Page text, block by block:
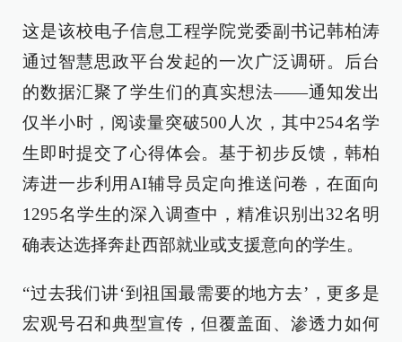
这是该校电子信息工程学院党委副书记韩柏涛
通过智慧思政平台发起的一次广泛调研。后台
的数据汇聚了学生们的真实想法——通知发出
仅半小时，阅读量突破500人次，其中254名学
生即时提交了心得体会。基于初步反馈，韩柏
涛进一步利用AI辅导员定向推送问卷，在面向
1295名学生的深入调查中，精准识别出32名明
确表达选择奔赴西部就业或支援意向的学生。
“过去我们讲‘到祖国最需要的地方去’，更多是
宏观号召和典型宣传，但覆盖面、渗透力如何